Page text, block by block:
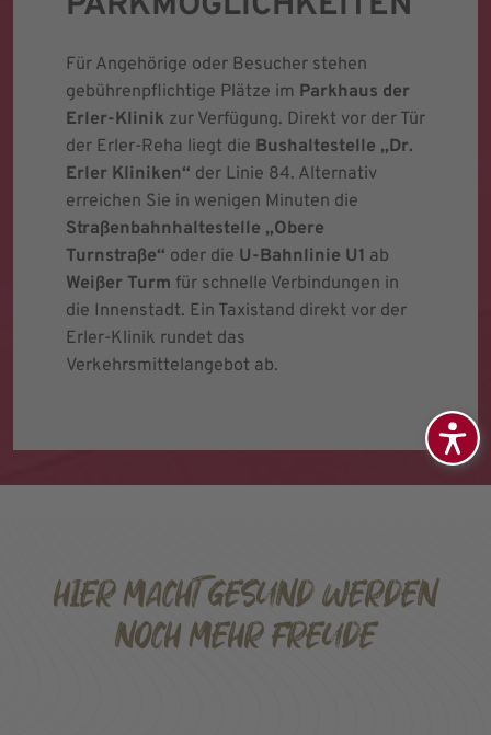
Für Angehörige oder Besucher stehen
gebührenpflichtige Plätze im Parkhaus der
Erler-Klinik zur Verfügung. Direkt vor der Tür
der Erler-Reha liegt die Bushaltestelle „Dr.
Erler Kliniken“ der Linie 84. Alternativ
erreichen Sie in wenigen Minuten die
Straßenbahnhaltestelle „Obere
Turnstraße“ oder die U-Bahnlinie U1 ab
Weißer Turm für schnelle Verbindungen in
die Innenstadt. Ein Taxistand direkt vor der
Erler-Klinik rundet das
Verkehrsmittelangebot ab.
HIER MACHT GESUND WERDEN
NOCH MEHR FREUDE